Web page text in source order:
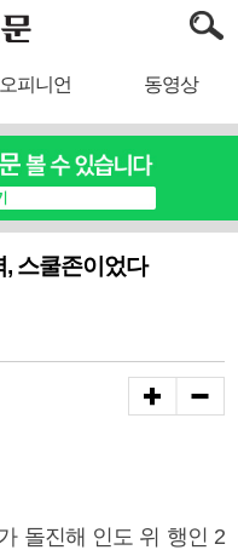
오피니언 동영상
, 스쿨존이었다
돌진해 인도 위 행인 2